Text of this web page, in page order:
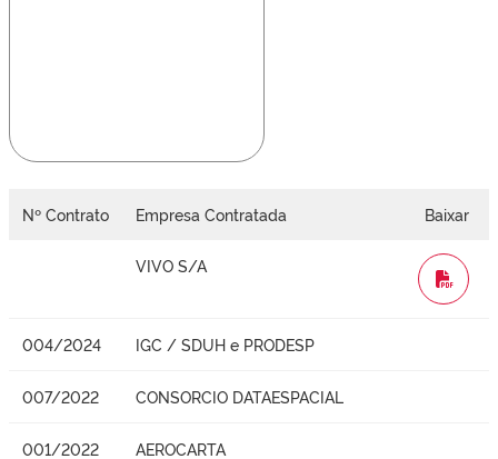
Nº Contrato Empresa Contratada Baixar
VIVO S/A
WORD
004/2024 IGC / SDUH e PRODESP
007/2022 CONSORCIO DATAESPACIAL
001/2022 AEROCARTA